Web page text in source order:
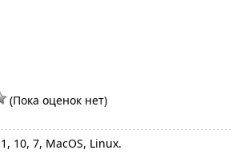
(Пока оценок нет)
10, 7, MacOS, Linux.